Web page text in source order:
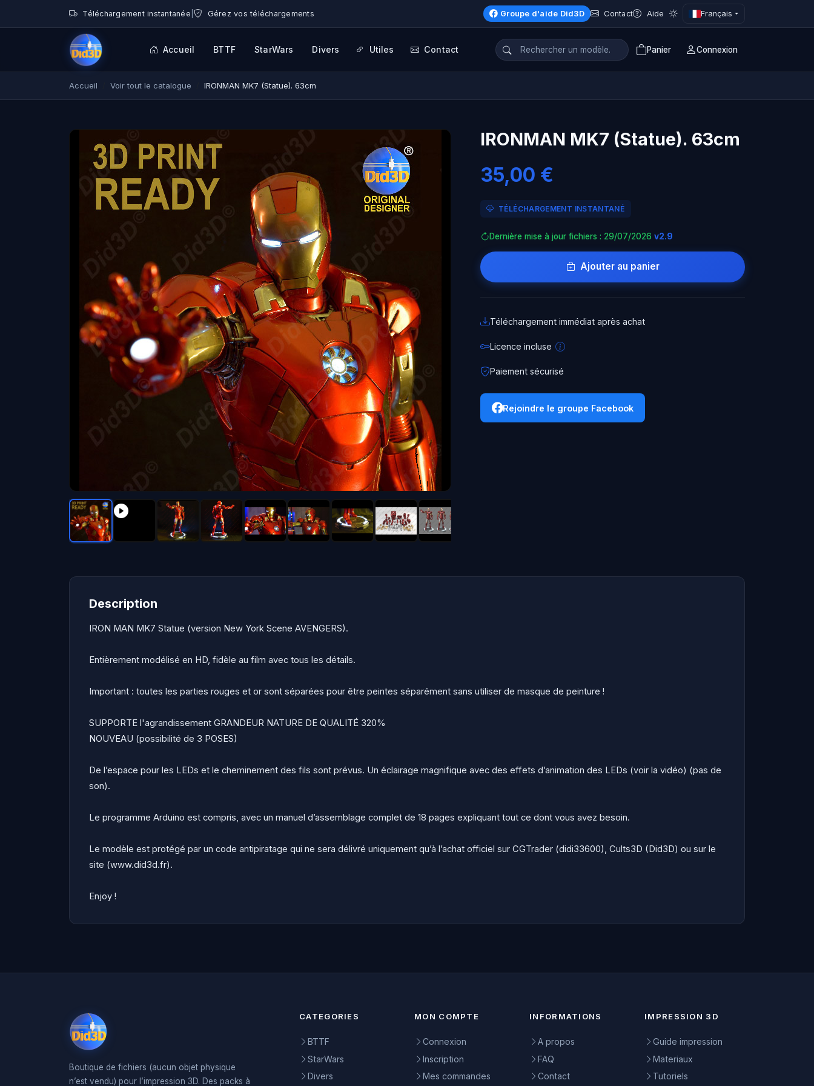
Téléchargement instantanée Gérez vos téléchargements Groupe d'aide Did3D Contact Aide Français
Accueil BTTF StarWars Divers Utiles Contact Panier Connexion
Accueil Voir tout le catalogue IRONMAN MK7 (Statue). 63cm
IRONMAN MK7 (Statue). 63cm
35,00 €
TÉLÉCHARGEMENT INSTANTANÉ
Dernière mise à jour fichiers : 29/07/2026 v2.9
Ajouter au panier
Téléchargement immédiat après achat
Licence incluse
Paiement sécurisé
Rejoindre le groupe Facebook
Description
IRON MAN MK7 Statue (version New York Scene AVENGERS).
Entièrement modélisé en HD, fidèle au film avec tous les détails.
Important : toutes les parties rouges et or sont séparées pour être peintes séparément sans utiliser de masque de peinture !
SUPPORTE l'agrandissement GRANDEUR NATURE DE QUALITÉ 320%
NOUVEAU (possibilité de 3 POSES)
De l’espace pour les LEDs et le cheminement des fils sont prévus. Un éclairage magnifique avec des effets d’animation des LEDs (voir la vidéo) (pas de
son).
Le programme Arduino est compris, avec un manuel d’assemblage complet de 18 pages expliquant tout ce dont vous avez besoin.
Le modèle est protégé par un code antipiratage qui ne sera délivré uniquement qu’à l’achat officiel sur CGTrader (didi33600), Cults3D (Did3D) ou sur le
site (www.did3d.fr).
Enjoy !
Boutique de fichiers (aucun objet physique
n’est vendu) pour l’impression 3D. Des packs à
CATEGORIES
BTTF
StarWars
Divers
MON COMPTE
Connexion
Inscription
Mes commandes
INFORMATIONS
A propos
FAQ
Contact
IMPRESSION 3D
Guide impression
Materiaux
Tutoriels